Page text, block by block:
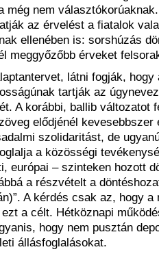
még nem
az érvelést a fiatalok
ellenében is: sorshúzás
meggyőzőbb érveket
látni fogják, hogy
tartják az
A korábbi, ballib változatot
elődjénél kevesebbszer
szolidaritást, de
a közösségi
európai – szinteken hozott
a részvételt a
A kérdés csak az, hogy a
a célt. Hétköznapi
hogy nem pusztán
állásfoglalásokat.